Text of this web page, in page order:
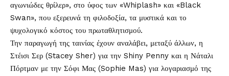
αγωνιώδες θρίλερ», στο ύφος των «Whiplash» και «Black
Swan», που εξερευνά τη φιλοδοξία, τα μυστικά και το
ψυχολογικό κόστος του πρωταθλητισμού.
Την παραγωγή της ταινίας έχουν αναλάβει, μεταξύ άλλων, η
Στέισι Σερ (Stacey Sher) για την Shiny Penny και η Νάταλι
Πόρτμαν με την Σόφι Μας (Sophie Mas) για λογαριασμό της